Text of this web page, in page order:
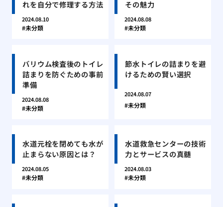
れを自分で修理する方法
2024.08.10
未分類
その魅力
2024.08.08
未分類
バリウム検査後のトイレ
詰まりを防ぐための事前
準備
2024.08.08
未分類
節水トイレの詰まりを避
けるための賢い選択
2024.08.07
未分類
水道元栓を閉めても水が
止まらない原因とは？
2024.08.05
未分類
水道救急センターの技術
力とサービスの真髄
2024.08.03
未分類